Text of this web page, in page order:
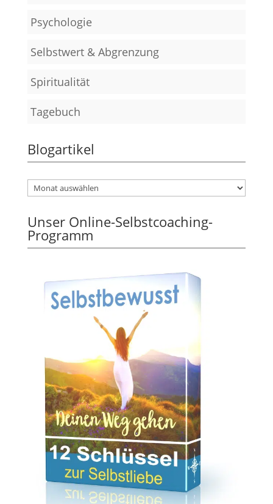
Psychologie
Selbstwert & Abgrenzung
Spiritualität
Tagebuch
Blogartikel
Unser Online-Selbstcoaching-
Programm